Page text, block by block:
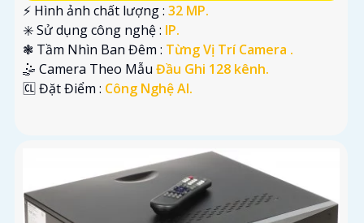
️⚡ Hình ảnh chất lượng : 32 MP.
✳️ Sử dụng công nghệ : IP.
❃ Tầm Nhìn Ban Đêm : Từng Vị Trí Camera .
🤹 Camera Theo Mẫu Đầu Ghi 128 kênh.
️🆑 Đặt Điểm : Công Nghệ AI.